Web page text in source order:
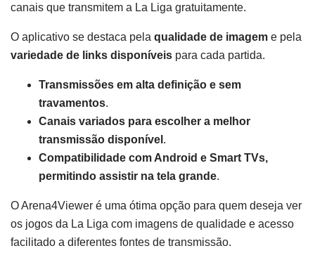
canais que transmitem a La Liga gratuitamente.
O aplicativo se destaca pela qualidade de imagem e pela
variedade de links disponíveis para cada partida.
Transmissões em alta definição e sem
travamentos.
Canais variados para escolher a melhor
transmissão disponível .
Compatibilidade com Android e Smart TVs,
permitindo assistir na tela grande.
O Arena4Viewer é uma ótima opção para quem deseja ver
os jogos da La Liga com imagens de qualidade e acesso
facilitado a diferentes fontes de transmissão.